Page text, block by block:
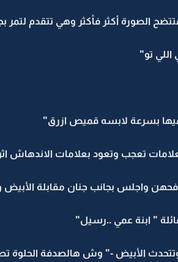
الصورة أكثر فأكثر وهي تتقدم لتمر
تو"
بسرعة لابسه قميص ازرق"
تعجب وتعود بعلامات الاندهاش
واجلس بجانب جنان مقابلة الأبيض
" ابنة عمي ..رسيل"
الأبيض -" وش هالصدفة الحلوة